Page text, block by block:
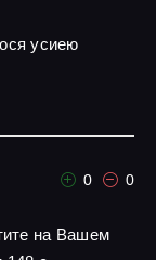
усиею
0 0
на Вашем